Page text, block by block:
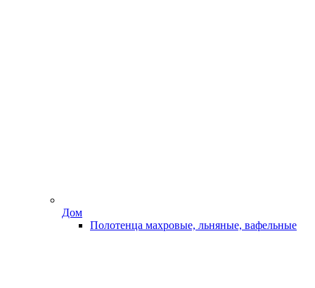
Дом
Полотенца махровые, льняные, вафельные